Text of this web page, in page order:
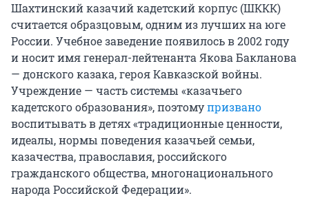
Шахтинский казачий кадетский корпус (ШККК)
считается образцовым, одним из лучших на юге
России. Учебное заведение появилось в 2002 году
и носит имя генерал-лейтенанта Якова Бакланова
— донского казака, героя Кавказской войны.
Учреждение — часть системы «казачьего
кадетского образования», поэтомупризвано
воспитывать в детях «традиционные ценности,
идеалы, нормы поведения казачьей семьи,
казачества, православия, российского
гражданского общества, многонационального
народа Российской Федерации».